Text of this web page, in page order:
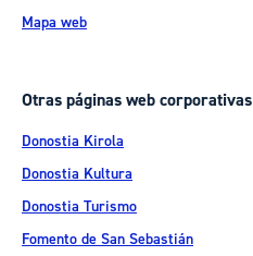
Mapa web
Otras páginas web corporativas
Donostia Kirola
Donostia Kultura
Donostia Turismo
Fomento de San Sebastián